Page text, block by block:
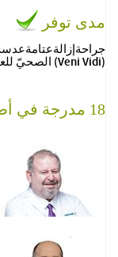
مدى توفر
(Veni Vidi) الصحيّ للعيون
18 مدرجة في أطباء الرمد